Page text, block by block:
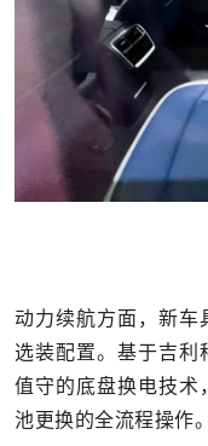
动力续航方面，新车
选装配置。基于吉利
值守的底盘换电技
池更换的全流程操作。